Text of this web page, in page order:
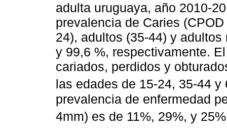
adulta uruguaya, año 2010-
prevalencia de Caries
24), adultos (35-44) y
y 99,6 %, respectivamente.
cariados, perdidos y
las edades de 15-24, 35-44
prevalencia de enfermedad
4mm) es de 11%, 29%, y